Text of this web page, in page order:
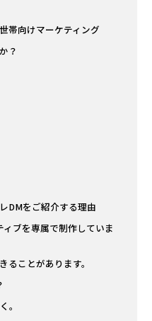
帯向けマーケティング
？
DMをご紹介する理由
ブを専属で制作していま
ることがあります。
。